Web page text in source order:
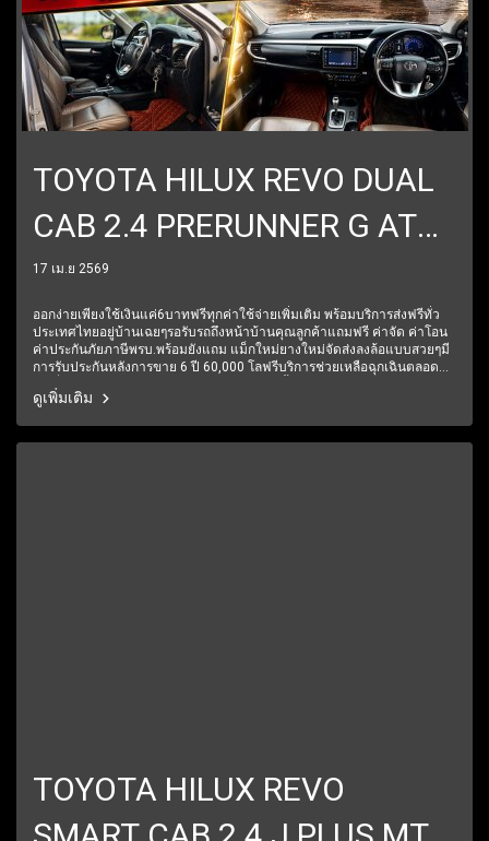
TOYOTA HILUX REVO DUAL
CAB 2.4 PRERUNNER G AT
ปี2017 ราคา549,000บาท
17 เม.ย 2569
ออกง่ายเพียงใช้เงินแค่6บาทฟรีทุกค่าใช้จ่ายเพิ่มเติม พร้อมบริการส่งฟรีทั่ว
ประเทศไทยอยู่บ้านเฉยๆรอรับรถถึงหน้าบ้านคุณลูกค้าแถมฟรี ค่าจัด ค่าโอน
ค่าประกันภัยภาษีพรบ.พร้อมยังแถม แม็กใหม่ยางใหม่จัดส่งลงล้อแบบสวยๆมี
การรับประกันหลังการขาย 6 ปี 60,000 โลฟรีบริการช่วยเหลือฉุกเฉินตลอด
24 ชั่วโมง1 ปีเต็ม6 เดือนแรกรับประกันให้ทุกชิ้นส่วน มีรถให้เลือกมากกว่า
250 คัน
ดูเพิ่มเติม
TOYOTA HILUX REVO